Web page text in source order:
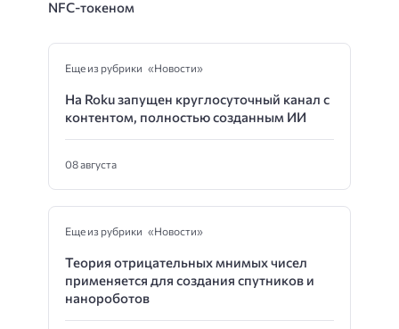
NFC-токеном
Еще из рубрики «Новости»
На Roku запущен круглосуточный канал с
контентом, полностью созданным ИИ
08 августа
Еще из рубрики «Новости»
Теория отрицательных мнимых чисел
применяется для создания спутников и
нанороботов